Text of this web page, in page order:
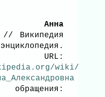
Анна
// Википедия
wiki/